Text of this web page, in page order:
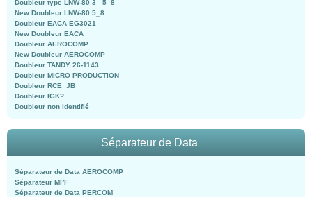
Doubleur type LNW-80 3_ 5_8
New Doubleur LNW-80 5_8
Doubleur EACA EG3021
New Doubleur EACA
Doubleur AEROCOMP
New Doubleur AEROCOMP
Doubleur TANDY 26-1143
Doubleur MICRO PRODUCTION
Doubleur RCE_JB
Doubleur IGK?
Doubleur non identifié
Séparateur de Data
Séparateur de Data AEROCOMP
Séparateur MI²F
Séparateur de Data PERCOM